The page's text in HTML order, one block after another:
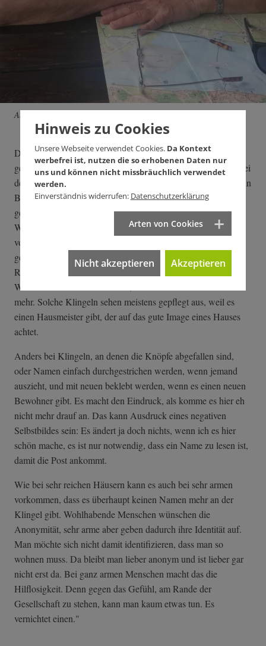
Antje Flade, Wohnexpertin.
Die Klingelgestaltung bei Einfamilienhäusern ist selbst
gewählt, sie drückt Individualität und Identität aus. Anderes bei
den gewaltigen Klingeltableaus von Hochhäusern. Dort ist kein
Beweis für die eigene Identität mehr möglich, der Einzelne
geht in der Masse unter. Individualität ist erst hinter der
Wohnungstüre ersichtlich, davor ist alles gleich und
vorgegeben, wie es zu sein hat, es ist genormt. Klingeln
gehören bei solchen Häusern schon fast zum öffentlichen
Raum, und es kommt zu einer Diffusion von Verantwortung:
Warum soll ich mich kümmern, das ist doch kein Privatraum
mehr. Solche Klingeln sehen meistens gepflegt aus, weil es
einen Hausmeister gibt, der auf das gute Image eines Hauses
achtet.
Anders bei Klingeln, an denen die Knöpfe abgefallen sind,
oder Namen einfach durchgestrichen werden, wenn jemand
auszieht, und mit neuen beklebt werden, wenn es einen neuen
Bewohner gibt. Es macht den Eindruck, als komme es hier eh
nicht mehr drauf an. Das kann Ausdruck eines negativen
Selbstbildes sein: Es ändert ja doch nichts, wenn ich es hier
schön mache, es ist nur notwendig, dass ein Name zu lesen ist,
damit die Post ankommt.
Wie bei sehr reichen Häusern kann es auch bei sehr armen
vorkommen, dass es überhaupt keinen Namen mehr an der
Klingel gibt. Wohlhabende Menschen wünschen die
Anonymität, sehr arme aber geben dadurch ihre Identität auf.
Man möchte sich nicht damit identifizieren, dass man so
wohnen muss. Da bleibt man lieber anonym und ist lieber gar
nicht erst da. Bei ganz armen Menschen macht das die
Hilflosigkeit. Denn gegen das Gefühl, am Rande der
Gesellschaft zu stehen, kann man kaum etwas tun. Es
vernichtet einen."
Hinweis zu Cookies
Unsere Webseite verwendet Cookies. Da Kontext
werbefrei ist, nutzen die so erhobenen Daten nur
uns und können nicht missbräuchlich verwendet
werden.
Einverständnis widerrufen: Datenschutzerklärung
Arten von Cookies
Nicht akzeptieren Akzeptieren